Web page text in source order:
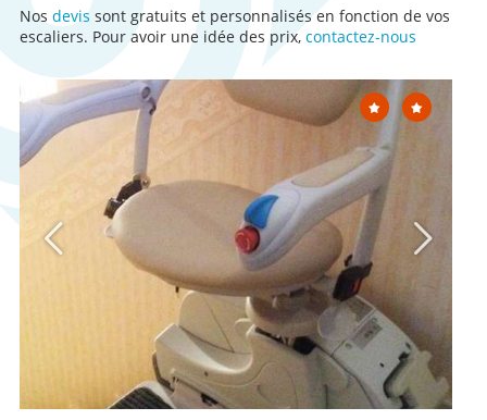
Nos devis sont gratuits et personnalisés en fonction de vos
escaliers. Pour avoir une idée des prix, contactez-nous